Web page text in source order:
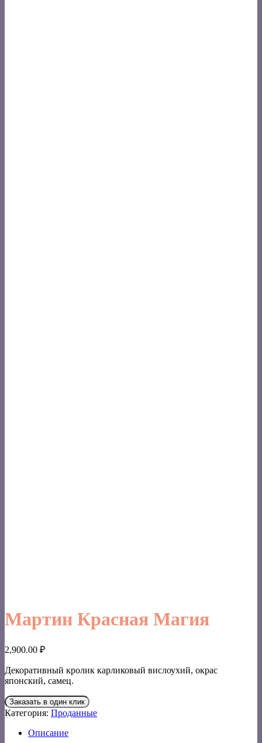
Мартин Красная Магия
2,900.00 ₽
Декоративный кролик карликовый вислоухий, окрас
японский, самец.
Заказать в один клик
Категория: Проданные
Описание